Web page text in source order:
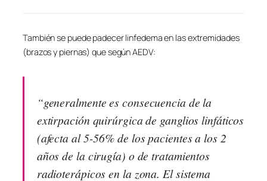
También se puede padecer linfedema en las extremidades
(brazos y piernas) que según AEDV:
“generalmente es consecuencia de la
extirpación quirúrgica de ganglios linfáticos
(afecta al 5-56% de los pacientes a los 2
años de la cirugía) o de tratamientos
radioterápicos en la zona. El sistema